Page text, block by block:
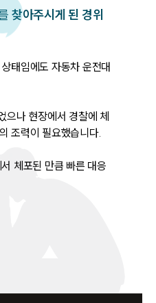
찾아주시게 된 경위
태임에도 자동차 운전대
으나 현장에서 경찰에 체
조력이 필요했습니다.
체포된 만큼 빠른 대응